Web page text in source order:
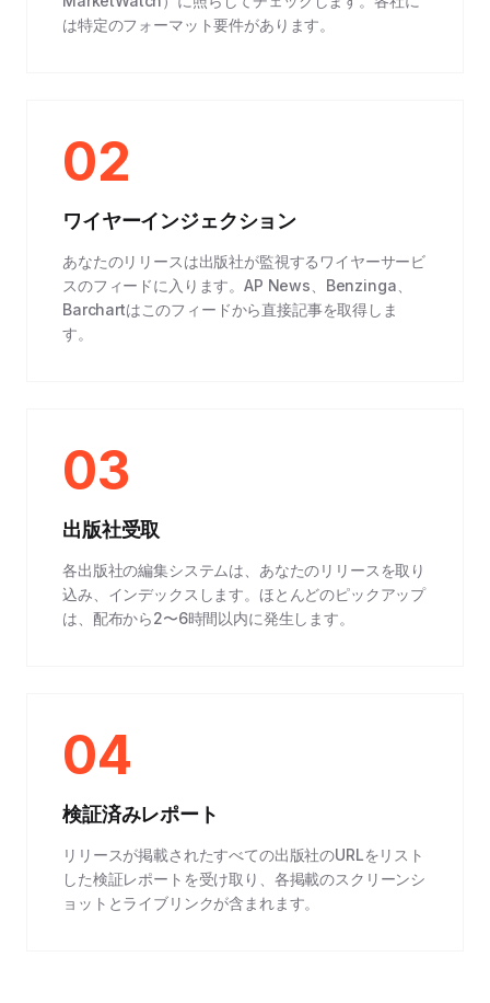
は特定のフォーマット要件があります。
02
ワイヤーインジェクション
あなたのリリースは出版社が監視するワイヤーサービ
スのフィードに入ります。AP News、Benzinga、
Barchartはこのフィードから直接記事を取得しま
す。
03
出版社受取
各出版社の編集システムは、あなたのリリースを取り
込み、インデックスします。ほとんどのピックアップ
は、配布から2〜6時間以内に発生します。
04
検証済みレポート
リリースが掲載されたすべての出版社のURLをリスト
した検証レポートを受け取り、各掲載のスクリーンシ
ョットとライブリンクが含まれます。